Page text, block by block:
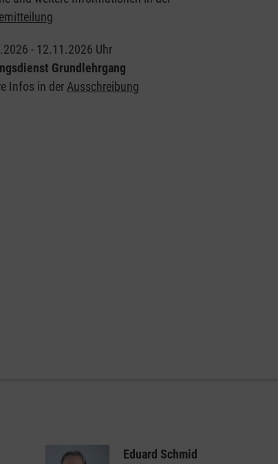
- 12.11.2026 Uhr
Grundlehrgang
Infos in der Ausschreibung
Eduard Schmid